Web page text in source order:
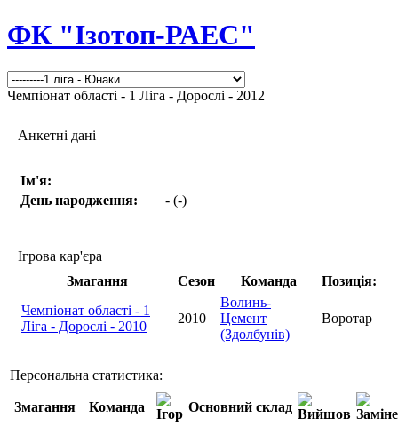
ФК "Ізотоп-РАЕС"
Чемпіонат області - 1 Ліга - Дорослі - 2012
Анкетні дані
Ім'я:
День народження:
- (-)
Ігрова кар'єра
Змагання
Сезон Команда
Позиція:
Чемпіонат області - 1
Ліга - Дорослі - 2010
2010
Волинь-
Цемент
(Здолбунів)
Воротар
Персональна статистика:
Змагання Команда
Основний склад